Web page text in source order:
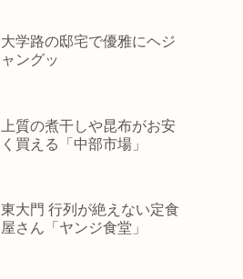
大学路の邸宅で優雅にヘジ
ャングッ
上質の煮干しや昆布がお安
く買える「中部市場」
東大門 行列が絶えない定食
屋さん「ヤンジ食堂」